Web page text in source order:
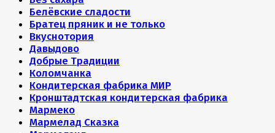
Белёвские сладости
Братец пряник и не только
Вкуснотория
Давыдово
Добрые Традиции
Коломчанка
Кондитерская фабрика МИР
Кронштадтская кондитерская фабрика
Мармеко
Мармелад Сказка